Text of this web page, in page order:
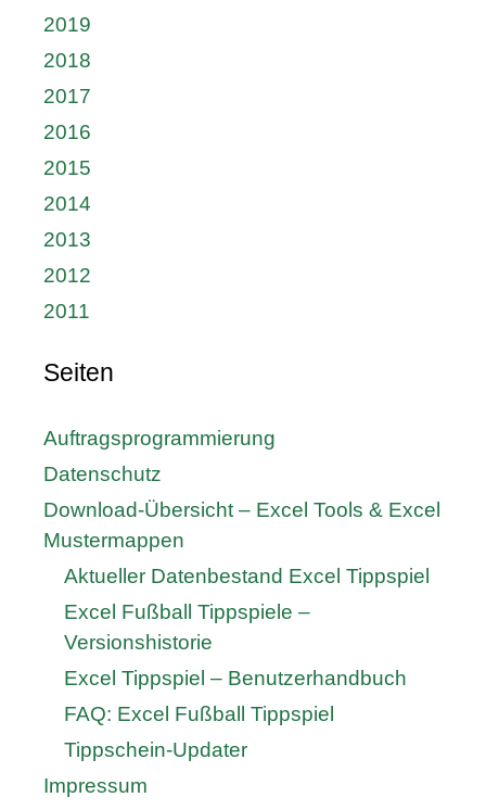
2019
2018
2017
2016
2015
2014
2013
2012
2011
Seiten
Auftragsprogrammierung
Datenschutz
Download-Übersicht – Excel Tools & Excel
Mustermappen
Aktueller Datenbestand Excel Tippspiel
Excel Fußball Tippspiele –
Versionshistorie
Excel Tippspiel – Benutzerhandbuch
FAQ: Excel Fußball Tippspiel
Tippschein-Updater
Impressum